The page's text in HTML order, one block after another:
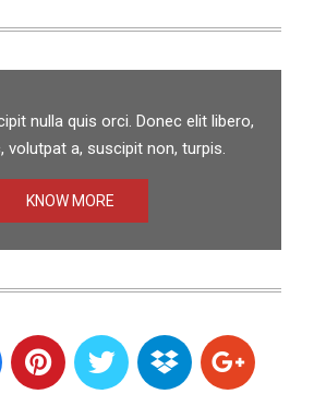
nulla quis orci. Donec elit libero,
volutpat a, suscipit non, turpis.
KNOW MORE